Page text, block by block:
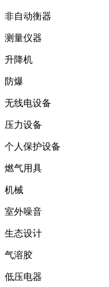
非自动衡器
测量仪器
升降机
防爆
无线电设备
压力设备
个人保护设备
燃气用具
机械
室外噪音
生态设计
气溶胶
低压电器